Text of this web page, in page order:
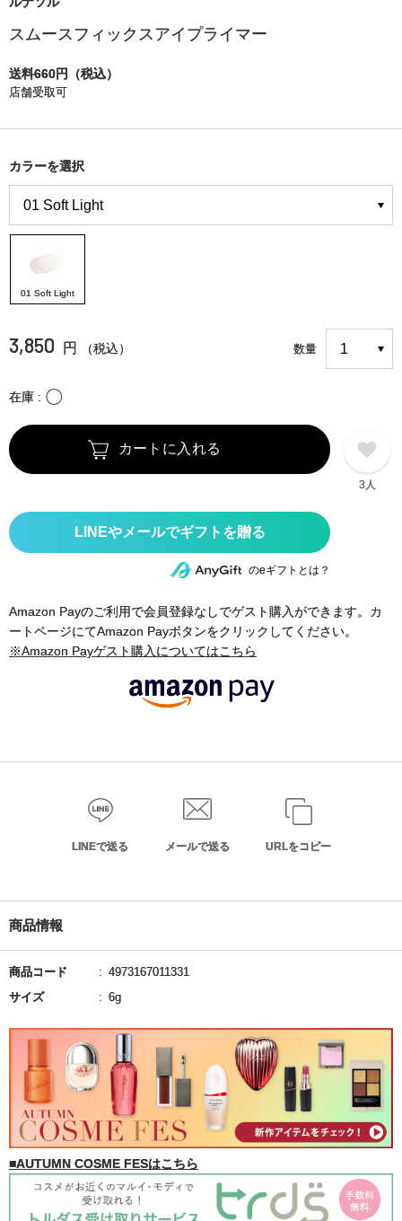
スムースフィックスアイプライマー
送料660円（税込）
店舗受取可
カラーを選択
01 Soft Light
3,850 円 （税込） 数量
在庫 〇
カートに入れる
3人
のeギフトとは？
Amazon Payのご利用で会員登録なしでゲスト購入ができます。カ
ートページにてAmazon Payボタンをクリックしてください。
※Amazon Payゲスト購入についてはこちら
LINEで送る メールで送る URLをコピー
商品情報
商品コード
4973167011331
サイズ
6g
■AUTUMN COSME FESはこちら